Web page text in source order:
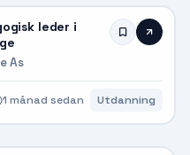
leder i
As
1 månad sedan Utdanning